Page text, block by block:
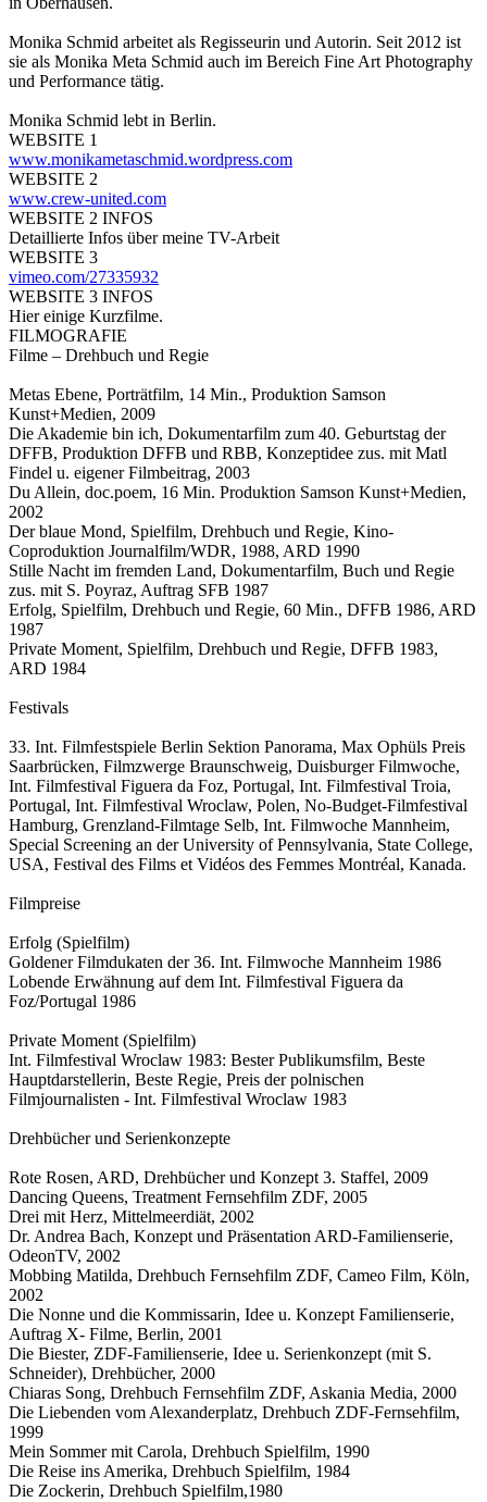
Monika Schmid arbeitet als Regisseurin und Autorin. Seit 2012 ist
sie als Monika Meta Schmid auch im Bereich Fine Art Photography
und Performance tätig.
Monika Schmid lebt in Berlin.
WEBSITE 1
www.monikametaschmid.wordpress.com
WEBSITE 2
www.crew-united.com
WEBSITE 2 INFOS
Detaillierte Infos über meine TV-Arbeit
WEBSITE 3
vimeo.com/27335932
WEBSITE 3 INFOS
Hier einige Kurzfilme.
FILMOGRAFIE
Filme – Drehbuch und Regie
Metas Ebene, Porträtfilm, 14 Min., Produktion Samson
Kunst+Medien, 2009
Die Akademie bin ich, Dokumentarfilm zum 40. Geburtstag der
DFFB, Produktion DFFB und RBB, Konzeptidee zus. mit Matl
Findel u. eigener Filmbeitrag, 2003
Du Allein, doc.poem, 16 Min. Produktion Samson Kunst+Medien,
2002
Der blaue Mond, Spielfilm, Drehbuch und Regie, Kino-
Coproduktion Journalfilm/WDR, 1988, ARD 1990
Stille Nacht im fremden Land, Dokumentarfilm, Buch und Regie
zus. mit S. Poyraz, Auftrag SFB 1987
Erfolg, Spielfilm, Drehbuch und Regie, 60 Min., DFFB 1986, ARD
1987
Private Moment, Spielfilm, Drehbuch und Regie, DFFB 1983,
ARD 1984
Festivals
33. Int. Filmfestspiele Berlin Sektion Panorama, Max Ophüls Preis
Saarbrücken, Filmzwerge Braunschweig, Duisburger Filmwoche,
Int. Filmfestival Figuera da Foz, Portugal, Int. Filmfestival Troia,
Portugal, Int. Filmfestival Wroclaw, Polen, No-Budget-Filmfestival
Hamburg, Grenzland-Filmtage Selb, Int. Filmwoche Mannheim,
Special Screening an der University of Pennsylvania, State College,
USA, Festival des Films et Vidéos des Femmes Montréal, Kanada.
Filmpreise
Erfolg (Spielfilm)
Goldener Filmdukaten der 36. Int. Filmwoche Mannheim 1986
Lobende Erwähnung auf dem Int. Filmfestival Figuera da
Foz/Portugal 1986
Private Moment (Spielfilm)
Int. Filmfestival Wroclaw 1983: Bester Publikumsfilm, Beste
Hauptdarstellerin, Beste Regie, Preis der polnischen
Filmjournalisten - Int. Filmfestival Wroclaw 1983
Drehbücher und Serienkonzepte
Rote Rosen, ARD, Drehbücher und Konzept 3. Staffel, 2009
Dancing Queens, Treatment Fernsehfilm ZDF, 2005
Drei mit Herz, Mittelmeerdiät, 2002
Dr. Andrea Bach, Konzept und Präsentation ARD-Familienserie,
OdeonTV, 2002
Mobbing Matilda, Drehbuch Fernsehfilm ZDF, Cameo Film, Köln,
2002
Die Nonne und die Kommissarin, Idee u. Konzept Familienserie,
Auftrag X- Filme, Berlin, 2001
Die Biester, ZDF-Familienserie, Idee u. Serienkonzept (mit S.
Schneider), Drehbücher, 2000
Chiaras Song, Drehbuch Fernsehfilm ZDF, Askania Media, 2000
Die Liebenden vom Alexanderplatz, Drehbuch ZDF-Fernsehfilm,
1999
Mein Sommer mit Carola, Drehbuch Spielfilm, 1990
Die Reise ins Amerika, Drehbuch Spielfilm, 1984
Die Zockerin, Drehbuch Spielfilm,1980